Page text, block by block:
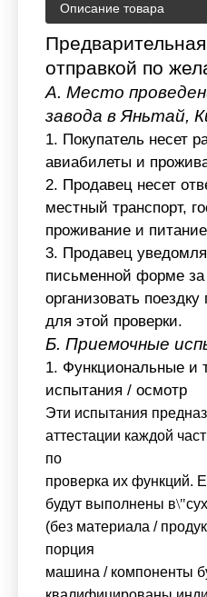
Описание товара
отправкой по
A. Место
завода в Яньтай,
1. Покупатель несет
авиабилеты и
2. Продавец несет
местный транспорт,
проживание и
3. Продавец
письменной форме за
организовать
для этой проверки.
Б. Приемочные
1. Функциональные и
испытания / осмотр
Эти испытания
аттестации каждой
по
проверка их функций.
будут выполнены в\"
(без материала /
порция
машина / компоненты